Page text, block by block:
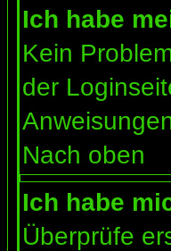
Ich habe
Kein
der
Nach oben
Ich habe
Überprüfe